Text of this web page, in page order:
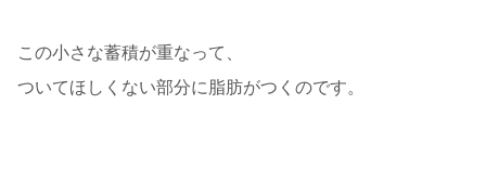
この小さな蓄積が重なって、
ついてほしくない部分に脂肪がつくのです。